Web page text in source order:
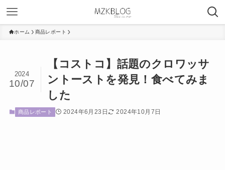
ホーム 商品レポート
【コストコ】話題のクロワッサ
ントーストを発見！食べてみま
した
2024
10/07
商品レポート 2024年6月23日 2024年10月7日